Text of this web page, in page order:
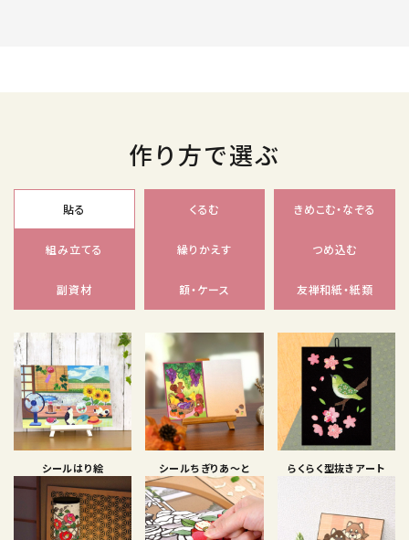
作り方で選ぶ
貼る くるむ きめこむ・なぞる
組み立てる 繰りかえす つめ込む
副資材 額・ケース 友禅和紙・紙類
シールはり絵 シールちぎりあ〜と らくらく型抜きアート